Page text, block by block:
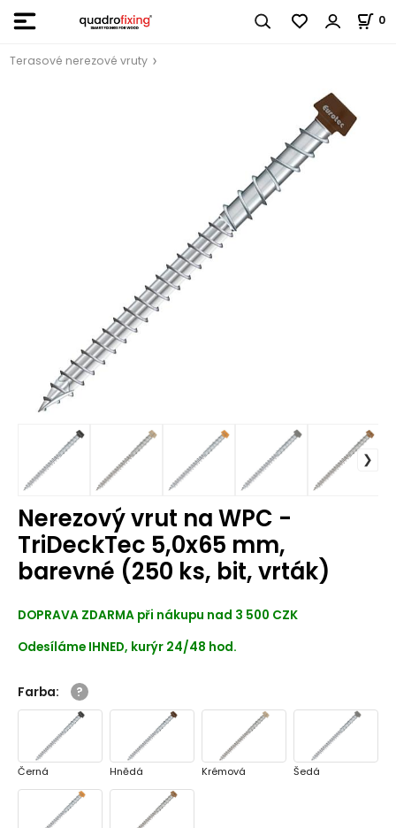
0
Terasové nerezové vruty
Nerezový vrut na WPC -
TriDeckTec 5,0x65 mm,
barevné (250 ks, bit, vrták)
DOPRAVA ZDARMA při nákupu nad 3 500 CZK
Odesíláme IHNED, kurýr 24/48 hod.
Farba:
Černá Hnědá Krémová Šedá